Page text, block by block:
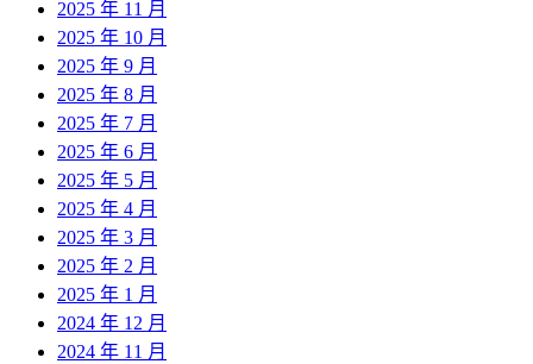
2025 年 11 月
2025 年 10 月
2025 年 9 月
2025 年 8 月
2025 年 7 月
2025 年 6 月
2025 年 5 月
2025 年 4 月
2025 年 3 月
2025 年 2 月
2025 年 1 月
2024 年 12 月
2024 年 11 月